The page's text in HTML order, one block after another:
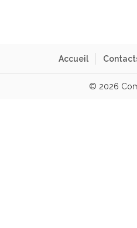
Accueil
© 2026